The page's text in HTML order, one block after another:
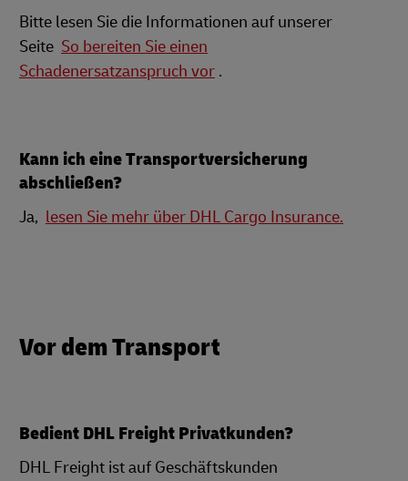
Bitte lesen Sie die Informationen auf unserer
Seite So bereiten Sie einen
Schadenersatzanspruch vor .
Kann ich eine Transportversicherung
abschließen?
Ja, lesen Sie mehr über DHL Cargo Insurance.
Vor dem Transport
Bedient DHL Freight Privatkunden?
DHL Freight ist auf Geschäftskunden